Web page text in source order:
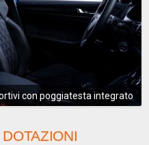
con poggiatesta integrato